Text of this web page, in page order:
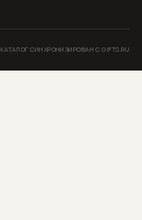
КАТАЛОГ СИНХРОНИЗИРОВАН С GIFTS.RU